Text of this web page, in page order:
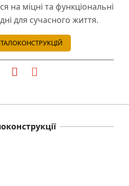
на міцні та функціональні
для сучасного життя.